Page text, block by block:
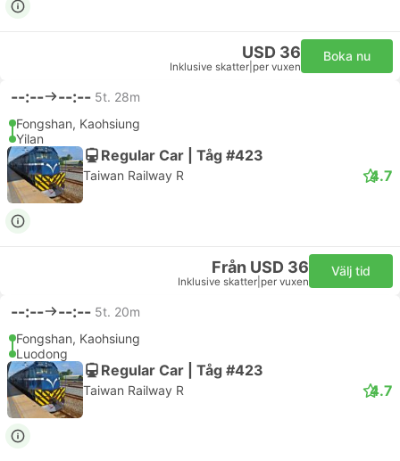
USD 36
Inklusive skatter per vuxen
Boka nu
--:-- --:-- 5t. 28m
Fongshan, Kaohsiung
Yilan
Regular Car | Tåg #423
Taiwan Railway R 4.7
Från USD 36
Inklusive skatter per vuxen
Välj tid
--:-- --:-- 5t. 20m
Fongshan, Kaohsiung
Luodong
Regular Car | Tåg #423
Taiwan Railway R 4.7